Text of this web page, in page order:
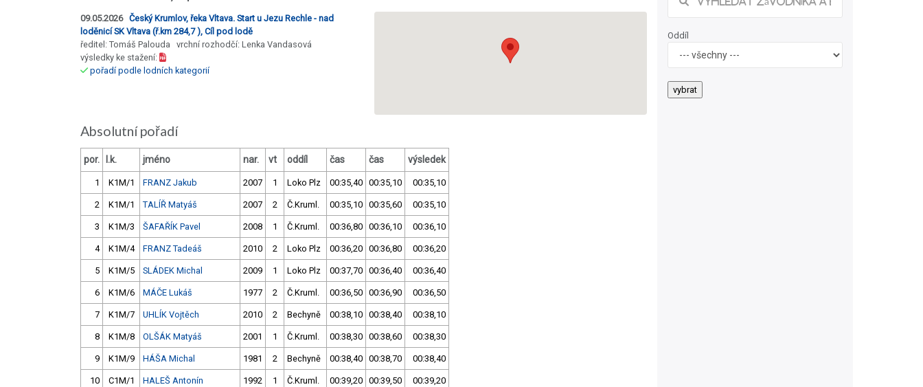
09.05.2026 Český Krumlov, řeka Vltava. Start u Jezu Rechle - nad
loděnicí SK Vltava (ř.km 284,7 ), Cíl pod lodě
ředitel: Tomáš Palouda vrchní rozhodčí: Lenka Vandasová
výsledky ke stažení:
pořadí podle lodních kategorií
Absolutní pořadí
por. l.k. jméno nar. vt oddíl čas čas výsledek
1 K1M/1 FRANZ Jakub 2007 1 Loko Plz 00:35,40 00:35,10 00:35,10
2 K1M/1 TALÍŘ Matyáš 2007 2 Č.Kruml. 00:35,10 00:35,60 00:35,10
3 K1M/3 ŠAFAŘÍK Pavel 2008 1 Č.Kruml. 00:36,80 00:36,10 00:36,10
4 K1M/4 FRANZ Tadeáš 2010 2 Loko Plz 00:36,20 00:36,80 00:36,20
5 K1M/5 SLÁDEK Michal 2009 1 Loko Plz 00:37,70 00:36,40 00:36,40
6 K1M/6 MÁČE Lukáš 1977 2 Č.Kruml. 00:36,50 00:36,90 00:36,50
7 K1M/7 UHLÍK Vojtěch 2010 2 Bechyně 00:38,10 00:38,40 00:38,10
8 K1M/8 OLŠÁK Matyáš 2001 1 Č.Kruml. 00:38,30 00:38,60 00:38,30
9 K1M/9 HÁŠA Michal 1981 2 Bechyně 00:38,40 00:38,70 00:38,40
10 C1M/1 HALEŠ Antonín 1992 1 Č.Kruml. 00:39,20 00:39,50 00:39,20
Oddíl